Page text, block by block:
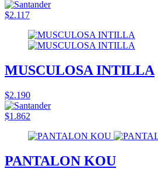
$2.117
MUSCULOSA INTILLA
$2.190
$1.862
PANTALON KOU